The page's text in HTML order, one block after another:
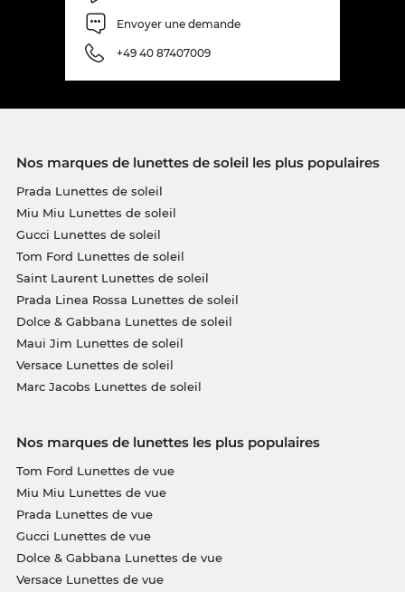
Envoyer une demande
+49 40 87407009
Nos marques de lunettes de soleil les plus populaires
Prada Lunettes de soleil
Miu Miu Lunettes de soleil
Gucci Lunettes de soleil
Tom Ford Lunettes de soleil
Saint Laurent Lunettes de soleil
Prada Linea Rossa Lunettes de soleil
Dolce & Gabbana Lunettes de soleil
Maui Jim Lunettes de soleil
Versace Lunettes de soleil
Marc Jacobs Lunettes de soleil
Nos marques de lunettes les plus populaires
Tom Ford Lunettes de vue
Miu Miu Lunettes de vue
Prada Lunettes de vue
Gucci Lunettes de vue
Dolce & Gabbana Lunettes de vue
Versace Lunettes de vue